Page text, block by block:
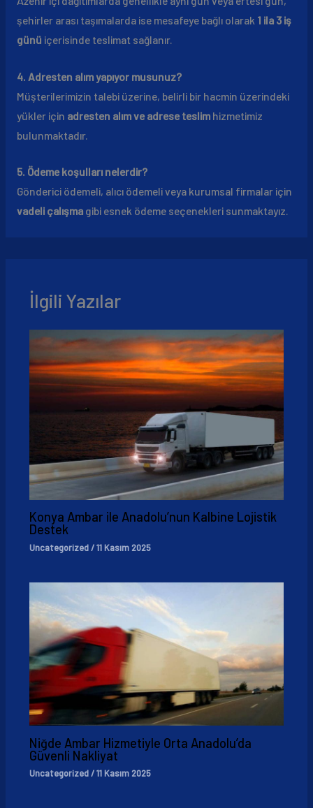
şehirler arası taşımalarda ise mesafeye bağlı olarak 1 ila 3 iş
günü içerisinde teslimat sağlanır.
4. Adresten alım yapıyor musunuz?
Müşterilerimizin talebi üzerine, belirli bir hacmin üzerindeki
yükler için adresten alım ve adrese teslimhizmetimiz
bulunmaktadır.
5. Ödeme koşulları nelerdir?
Gönderici ödemeli, alıcı ödemeli veya kurumsal firmalar için
vadeli çalışmagibi esnek ödeme seçenekleri sunmaktayız.
İlgili Yazılar
Konya Ambar ile Anadolu’nun Kalbine Lojistik
Destek
Uncategorized/11 Kasım 2025
Niğde Ambar Hizmetiyle Orta Anadolu’da
Güvenli Nakliyat
Uncategorized/11 Kasım 2025